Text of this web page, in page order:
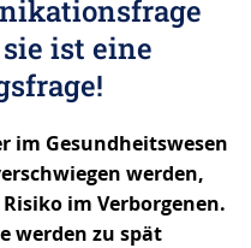
ist eine
im Gesundheitswesen
werden,
im Verborgenen.
werden zu spät